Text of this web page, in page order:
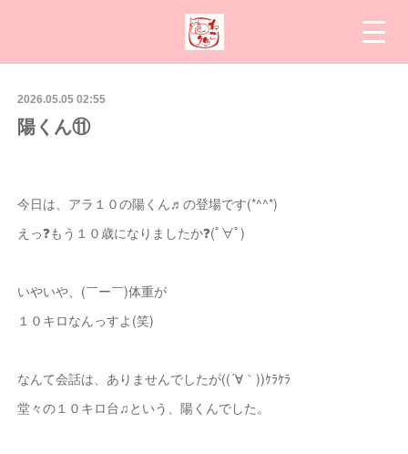
2026.05.05 02:55
陽くん⑪
今日は、アラ１０の陽くん♬の登場です(*^^*)
えっ❓もう１０歳になりましたか❓(ﾟ∀ﾟ)
いやいや、(￣ー￣)体重が
１０キロなんっすよ(笑)
なんて会話は、ありませんでしたが((´∀｀))ｹﾗｹﾗ
堂々の１０キロ台♫という、陽くんでした。